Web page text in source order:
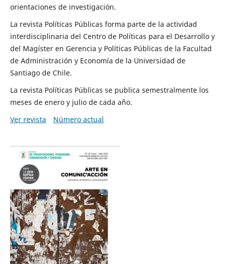
orientaciones de investigación.
La revista Políticas Públicas forma parte de la actividad
interdisciplinaria del Centro de Políticas para el Desarrollo y
del Magíster en Gerencia y Políticas Públicas de la Facultad
de Administración y Economía de la Universidad de
Santiago de Chile.
La revista Políticas Públicas se publica semestralmente los
meses de enero y julio de cada año.
Ver revista
Número actual